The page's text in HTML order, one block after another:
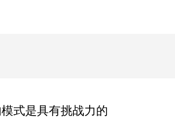
式是具有挑战力的